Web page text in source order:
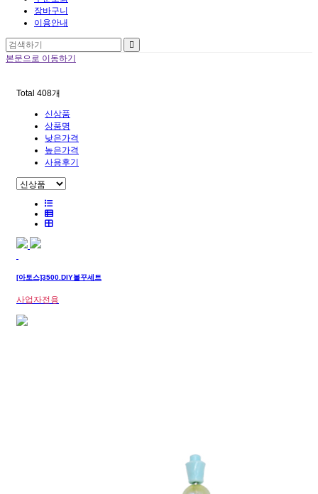
장바구니
이용안내
본문으로 이동하기
Total 408개
신상품
상품명
낮은가격
높은가격
사용후기
[아토스]3500.DIY볼꾸세트
사업자전용